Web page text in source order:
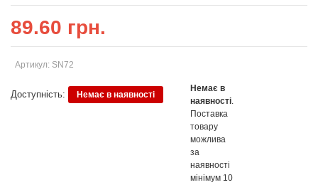
89.60 грн.
Артикул: SN72
Доступність: Немає в наявності
Немає в
наявності.
Поставка
товару
можлива
за
наявності
мінімум 10